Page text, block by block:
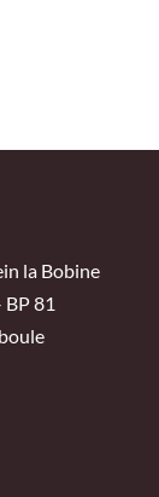
la Bobine
81